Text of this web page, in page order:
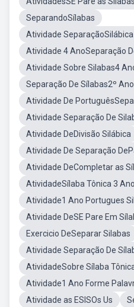
SeparandoSílabas
Atividade
Atividade 4 AnoSeparação
Atividade Sobre Silabas4
Separação De Sílabas2º Ano
Atividade De
Atividade Separação De
Atividade DeDivisão Silábica
Atividade De Separação
Atividade DeCompletar as
AtividadeSílaba Tônica 3 Ano
Atividade1 Ano Portugues
Atividade DeSE Pare Em
Exercicio DeSeparar Silabas
Atividade Separação De
AtividadeSobre Sílaba
Atividade1 Ano Forme
Atividade as ESISOs Us